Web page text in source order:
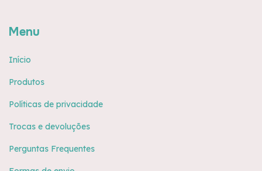
Menu
Início
Produtos
Políticas de privacidade
Trocas e devoluções
Perguntas Frequentes